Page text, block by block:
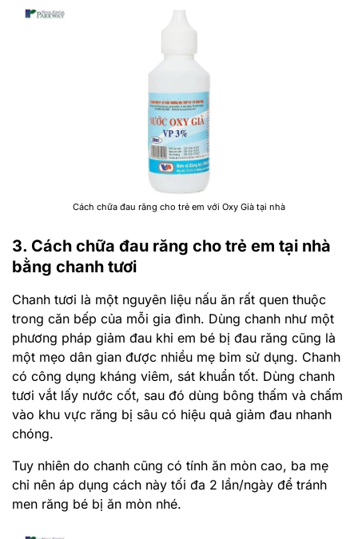
Cách chữa đau răng cho trẻ em với Oxy Già tại nhà
3. Cách chữa đau răng cho trẻ em tại nhà
bằng chanh tươi
Chanh tươi là một nguyên liệu nấu ăn rất quen thuộc
trong căn bếp của mỗi gia đình. Dùng chanh như một
phương pháp giảm đau khi em bé bị đau răng cũng là
một mẹo dân gian được nhiều mẹ bỉm sử dụng. Chanh
có công dụng kháng viêm, sát khuẩn tốt. Dùng chanh
tươi vắt lấy nước cốt, sau đó dùng bông thấm và chấm
vào khu vực răng bị sâu có hiệu quả giảm đau nhanh
chóng.
Tuy nhiên do chanh cũng có tính ăn mòn cao, ba mẹ
chỉ nên áp dụng cách này tối đa 2 lần/ngày để tránh
men răng bé bị ăn mòn nhé.